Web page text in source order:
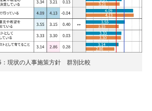
：現状の人事施策方針 群別比較